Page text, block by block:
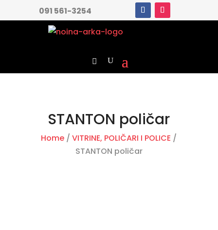
091 561-3254
STANTON poličar
Home /VITRINE, POLIČARI I POLICE /
STANTON poličar